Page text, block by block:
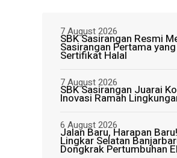
SBK Sasirangan Resmi
Sasirangan Pertama
Sertifikat Halal
7 August 2026
SBK Sasirangan Juarai
Inovasi Ramah
7 August 2026
Jalan Baru, Harapan
Lingkar Selatan
Dongkrak Pertumbuhan
6 August 2026